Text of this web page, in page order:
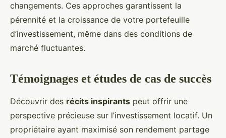
changements. Ces approches garantissent la
pérennité et la croissance de votre portefeuille
d’investissement, même dans des conditions de
marché fluctuantes.
Témoignages et études de cas de succès
Découvrir des récits inspirants peut offrir une
perspective précieuse sur l’investissement locatif. Un
propriétaire ayant maximisé son rendement partage